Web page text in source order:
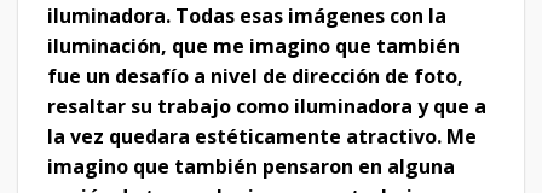
iluminadora. Todas esas imágenes con la
iluminación, que me imagino que también
fue un desafío a nivel de dirección de foto,
resaltar su trabajo como iluminadora y que a
la vez quedara estéticamente atractivo. Me
imagino que también pensaron en alguna